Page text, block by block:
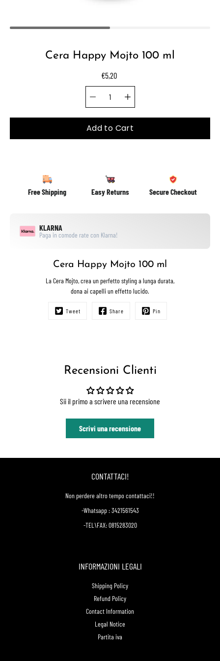
Cera Happy Mojto 100 ml
€5,20
Select
Quantity selector
Add to Cart
Free Shipping Easy Returns Secure Checkout
KLARNA
Paga in comode rate con Klarna!
Cera Happy Mojto 100 ml
La Cera Mojto, crea un perfetto styling a lunga durata,
dona ai capelli un effetto lucido.
Tweet Share Pin
Recensioni Clienti
Sii il primo a scrivere una recensione
Scrivi una recensione
CONTATTACI!
Non perdere altro tempo contattaci!!
-Whatsapp : 3421561543
-TEL\FAX: 0815283020
INFORMAZIONI LEGALI
Shipping Policy
Refund Policy
Contact Information
Legal Notice
Partita iva